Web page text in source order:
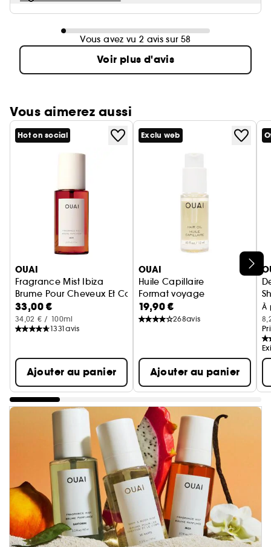
Vous avez vu 2 avis sur 58
Voir plus d'avis
Vous aimerez aussi
Ignorer le carrousel produits
Hot on social
OUAI
Fragrance Mist Ibiza
Brume Pour Cheveux Et Corps
33,00 €
34,02 € / 100ml
1331avis
Ajouter au panier
Exclu web
OUAI
Huile Capillaire
Format voyage
19,90 €
268avis
Ajouter au panier
À